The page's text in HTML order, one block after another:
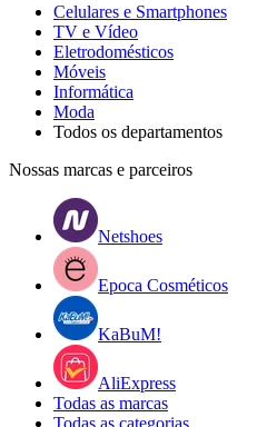
Celulares e Smartphones
TV e Vídeo
Eletrodomésticos
Móveis
Informática
Moda
Todos os departamentos
Nossas marcas e parceiros
Netshoes
Epoca Cosméticos
KaBuM!
AliExpress
Todas as marcas
Todas as categorias